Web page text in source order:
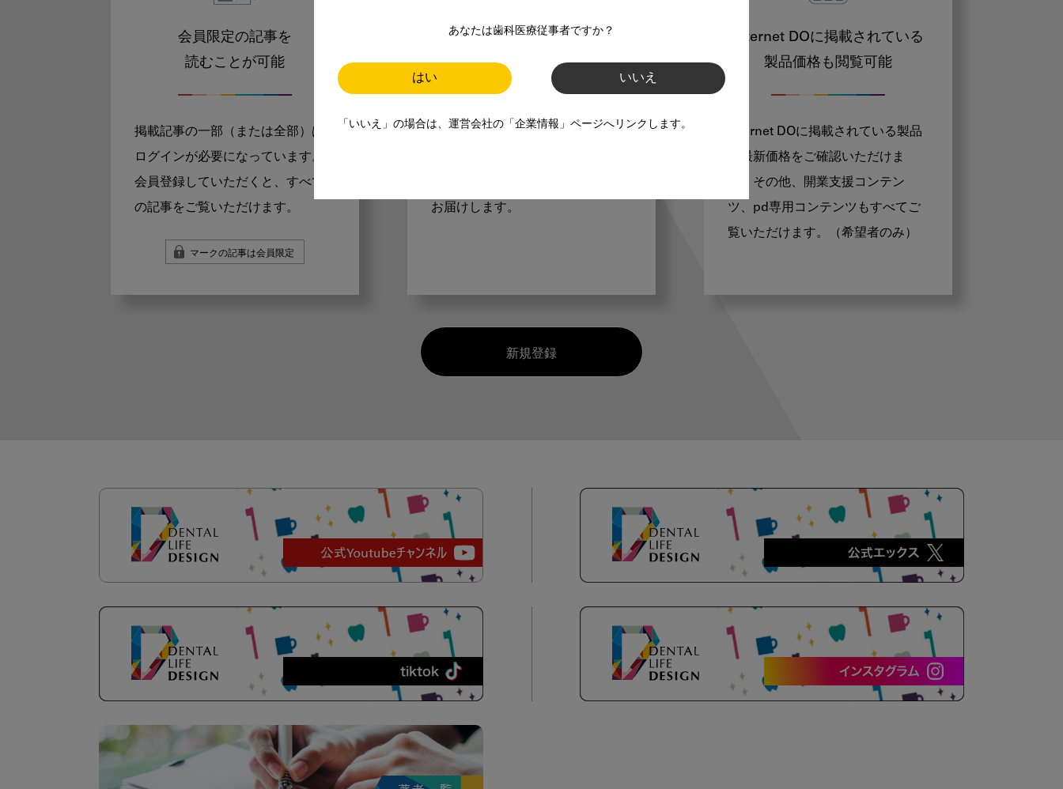
あなたは歯科医療従事者ですか？
はい いいえ
「いいえ」の場合は、運営会社の「企業情報」ページへリンクします。
会員限定の記事を
読むことが可能
掲載記事の一部（または全部）は
ログインが必要になっています。
会員登録していただくと、すべて
の記事をご覧いただけます。
マークの記事は会員限定
歯科に関するお役立ち情報を
メールマガジンでお届け
ご登録いただいた職種（歯科医
お届けします。
Internet DOに掲載されている
製品価格も閲覧可能
Internet DOに掲載されている製品
の最新価格をご確認いただけま
す。その他、開業支援コンテン
ツ、pd専用コンテンツもすべてご
覧いただけます。（希望者のみ）
新規登録